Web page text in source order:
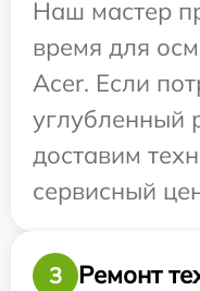
Наш мастер
время для
Acer. Если
углубленный
доставим
сервисный
3
Ремонт